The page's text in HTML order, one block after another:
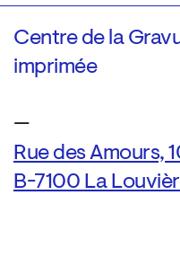
Centre de la
imprimée
—
Rue des Amours,
B-7100 La